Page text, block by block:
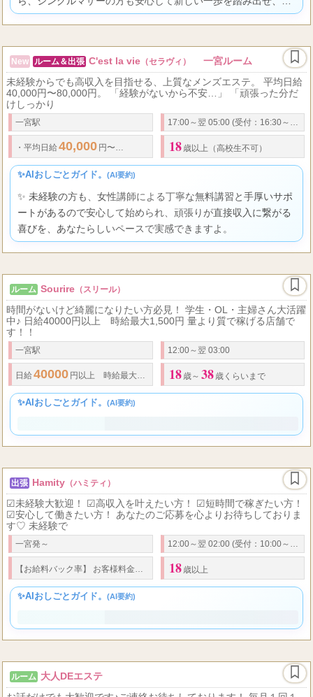
張り次第で収入もスキルも大きく伸ばしてあなたらしく輝けま
New ルーム＆出張 C'est la vie （セラヴィ）
一宮ルーム
未経験からでも高収入を目指せる、上質なメンズエステ。 平均日給
40,000円〜80,000円。 「経験がないから不安…」 「頑張った分だ
けしっかり
一宮駅 17:00～翌 05:00 (受付：16:30～翌3:00)
・ 平均日給 40,000 円〜 80,000 最高 75 ％バック可能・
18 歳以上（高校生不可）
✨AIおしごとガイド。 (AI要約)
✨ 未経験の方も、女性講師による丁寧な無料講習と手厚いサポ
ートがあるので安心して始められ、頑張りが直接収入に繋がる
喜びを、あなたらしいペースで実感できますよ。
ルーム Sourire （スリール）
時間がないけど綺麗になりたい方必見！ 学生・OL・主婦さん大活躍
中♪ 日給40000円以上 時給最大1,500円 量より質で稼げる店舗で
す！！
一宮駅 12:00～翌 03:00
日給 40000 円以上 時給最大1,500 円 ※出勤状況により金額は変わる場
18 歳～ 38 歳くらいまで
✨AIおしごとガイド。 (AI要約)
出張 Hamity （ハミティ）
☑未経験大歓迎！ ☑高収入を叶えたい方！ ☑短時間で稼ぎたい方！
☑安心して働きたい方！ あなたのご応募を心よりお待ちしておりま
す♡ 未経験で
一宮発～ 12:00～翌 02:00 (受付：10:00～24:00)
【お給料バック率】 お客様料金の %バック! お給料は完全日払い制! その日
18 歳以上
✨AIおしごとガイド。 (AI要約)
ルーム 大人DEエステ